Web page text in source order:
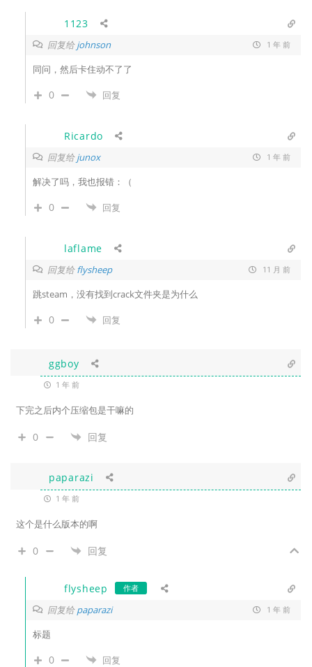
1123
回复给johnson 1 年 前
同问，然后卡住动不了了
0 回复
Ricardo
回复给junox 1 年 前
解决了吗，我也报错：（
0 回复
laflame
回复给flysheep 11 月 前
跳steam，没有找到crack文件夹是为什么
0 回复
ggboy
1 年 前
下完之后内个压缩包是干嘛的
0 回复
paparazi
1 年 前
这个是什么版本的啊
0 回复
flysheep 作者
回复给paparazi 1 年 前
标题
0 回复